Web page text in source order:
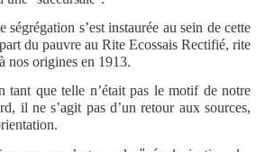
ségrégation s’est instaurée au sein de cette
du pauvre au Rite Ecossais Rectifié, rite
nos origines en 1913.
tant que telle n’était pas le motif de notre
il ne s’agit pas d’un retour aux sources,